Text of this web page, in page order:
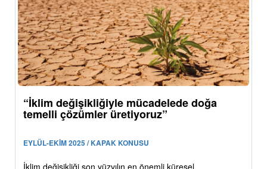
“İklim değişikliğiyle mücadelede doğa
temelli çözümler üretiyoruz”
EYLÜL-EKİM 2025 / KAPAK KONUSU